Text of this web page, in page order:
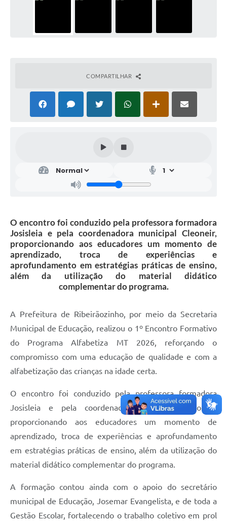
COMPARTILHAR
O encontro foi conduzido pela professora formadora
Josisleia e pela coordenadora municipal Cleoneir,
proporcionando aos educadores um momento de
aprendizado, troca de experiências e
aprofundamento em estratégias práticas de ensino,
além da utilização do material didático
complementar do programa.
A Prefeitura de Ribeirãozinho, por meio da Secretaria
Municipal de Educação, realizou o 1º Encontro Formativo
do Programa Alfabetiza MT 2026, reforçando o
compromisso com uma educação de qualidade e com a
alfabetização das crianças na idade certa.
O encontro foi conduzido pela professora formadora
Josisleia e pela coordenadora municipal Cleoneir,
proporcionando aos educadores um momento de
aprendizado, troca de experiências e aprofundamento
em estratégias práticas de ensino, além da utilização do
material didático complementar do programa.
A formação contou ainda com o apoio do secretário
municipal de Educação, Josemar Evangelista, e de toda a
Gestão Escolar, fortalecendo o trabalho coletivo em prol